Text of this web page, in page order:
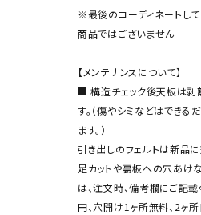
※最後のコーディネートし
商品ではございません
【メンテナンスについて】
■ 構造チェック後天板は剥
す。（傷やシミなどはでき
ます。）
引き出しのフェルトは新品
足カットや裏板への穴あけ
は、注文時、備考欄にご記
円、穴開け1ヶ所無料、2ヶ